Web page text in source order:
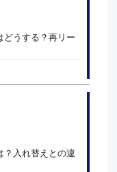
どうする？再リー
入れ替えとの違